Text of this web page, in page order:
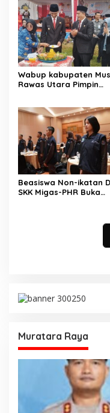
Jayaloka
Wabup kabupaten
Rawas Utara Pimpin
Berkualitas dan
Beasiswa Non-ikatan
SKK Migas-PHR Buka
Muratara Raya